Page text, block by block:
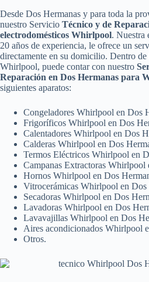
Desde Dos Hermanas y para toda la
nuestro Servicio Técnico y de
electrodomésticos Whirlpool. Nuestra
20 años de experiencia, le ofrece un
directamente en su domicilio. Dentro
Whirlpool, puede contar con nuestro
Reparación en Dos Hermanas para
siguientes aparatos:
Congeladores Whirlpool en Dos
Frigoríficos Whirlpool en Dos
Calentadores Whirlpool en Dos
Calderas Whirlpool en Dos
Termos Eléctricos Whirlpool en
Campanas Extractoras Whirlpool
Hornos Whirlpool en Dos
Vitrocerámicas Whirlpool en Dos
Secadoras Whirlpool en Dos
Lavadoras Whirlpool en Dos
Lavavajillas Whirlpool en Dos
Aires acondicionados Whirlpool
Otros.